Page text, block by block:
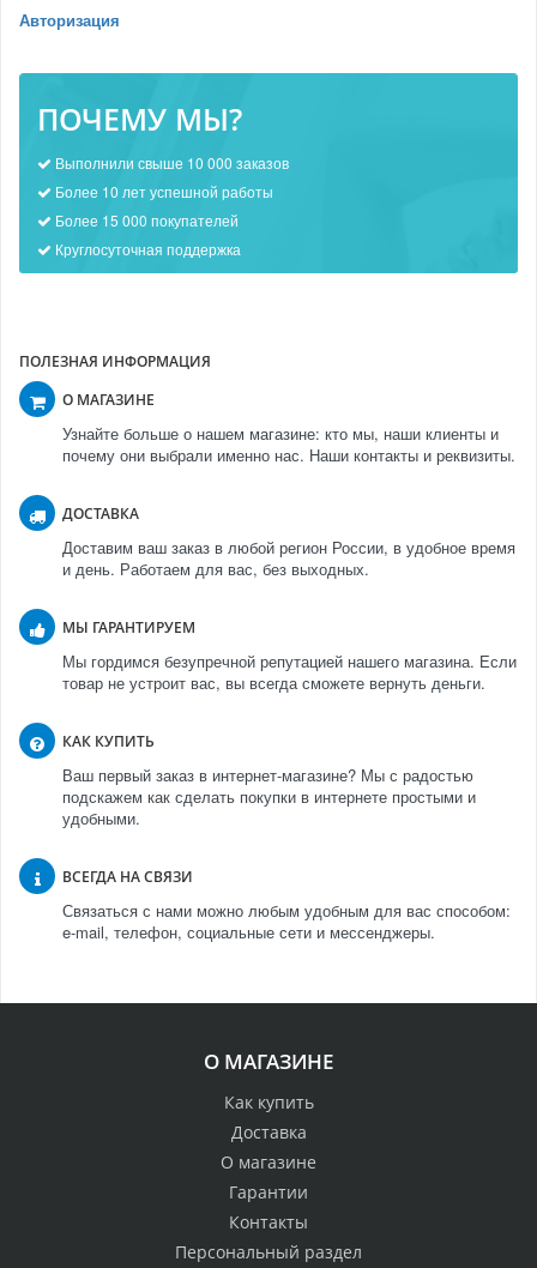
Авторизация
ПОЧЕМУ МЫ?
Выполнили свыше 10 000 заказов
Более 10 лет успешной работы
Более 15 000 покупателей
Круглосуточная поддержка
ПОЛЕЗНАЯ ИНФОРМАЦИЯ
О МАГАЗИНЕ
Узнайте больше о нашем магазине: кто мы, наши клиенты и
почему они выбрали именно нас. Наши контакты и реквизиты.
ДОСТАВКА
Доставим ваш заказ в любой регион России, в удобное время
и день. Работаем для вас, без выходных.
МЫ ГАРАНТИРУЕМ
Мы гордимся безупречной репутацией нашего магазина. Если
товар не устроит вас, вы всегда сможете вернуть деньги.
КАК КУПИТЬ
Ваш первый заказ в интернет-магазине? Мы с радостью
подскажем как сделать покупки в интернете простыми и
удобными.
ВСЕГДА НА СВЯЗИ
Связаться с нами можно любым удобным для вас способом:
e-mail, телефон, социальные сети и мессенджеры.
О МАГАЗИНЕ
Как купить
Доставка
О магазине
Гарантии
Контакты
Персональный раздел